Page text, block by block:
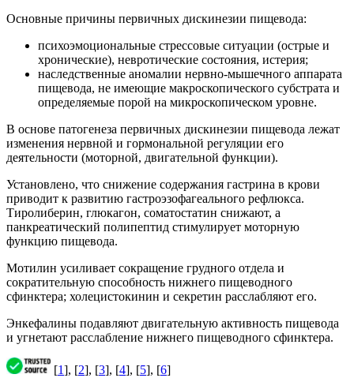
Основные причины первичных дискинезии пищевода:
психоэмоциональные стрессовые ситуации (острые и
хронические), невротические состояния, истерия;
наследственные аномалии нервно-мышечного аппарата
пищевода, не имеющие макроскопического субстрата и
определяемые порой на микроскопическом уровне.
В основе патогенеза первичных дискинезии пищевода лежат
изменения нервной и гормональной регуляции его
деятельности (моторной, двигательной функции).
Установлено, что снижение содержания гастрина в крови
приводит к развитию гастроэзофагеального рефлюкса.
Тиролиберин, глюкагон, соматостатин снижают, а
панкреатический полипептид стимулирует моторную
функцию пищевода.
Мотилин усиливает сокращение грудного отдела и
сократительную способность нижнего пищеводного
сфинктера; холецистокинин и секретин расслабляют его.
Энкефалины подавляют двигательную активность пищевода
и угнетают расслабление нижнего пищеводного сфинктера.
[1], [2], [3], [4], [5], [6]